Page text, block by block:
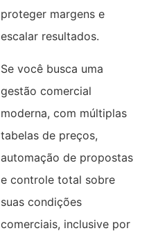
proteger margens e
escalar resultados.
Se você busca uma
gestão comercial
moderna, com múltiplas
tabelas de preços,
automação de propostas
e controle total sobre
suas condições
comerciais, inclusive por